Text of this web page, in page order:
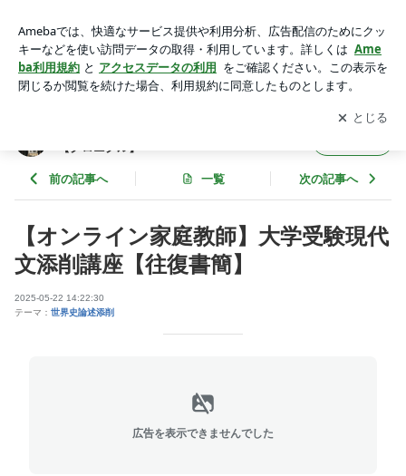
| 【世界史専門塾】世界史論述専門ちゃんねる【クロニクル】
アプリをダウンロードして ブログの更新通知
を受け取りまし
ょう。
開く
【クロニクル】
前の記事へ 一覧 次の記事へ
【オンライン家庭教師】大学受験現代
文添削講座【往復書簡】
2025-05-22 14:22:30
テーマ： 世界史論述添削
広告を表示できませんでした